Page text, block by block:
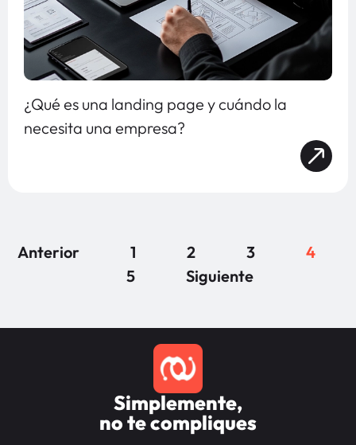
¿Qué es una landing page y cuándo la
necesita una empresa?
Anterior 1 2 3
4
5
Siguiente
Simplemente,
no te compliques